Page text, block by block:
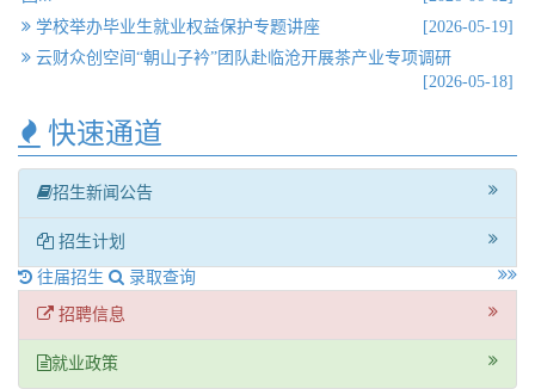
学校举办毕业生就业权益保护专题讲座
[2026-05-19]
云财众创空间“朝山子衿”团队赴临沧开展茶产业专项调研
[2026-05-18]
快速通道
招生新闻公告
招生计划
往届招生
录取查询
招聘信息
就业政策